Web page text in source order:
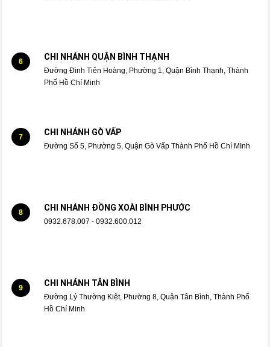
6 CHI NHÁNH QUẬN BÌNH THẠNH
Đường Đinh Tiên Hoàng, Phường 1, Quận Bình Thạnh, Thành
Phố Hồ Chí Minh
7 CHI NHÁNH GÒ VẤP
Đường Số 5, Phường 5, Quận Gò Vấp Thành Phố Hồ Chí MInh
8 CHI NHÁNH ĐỒNG XOÀI BÌNH PHƯỚC
0932.678.007 - 0932.600.012
9 CHI NHÁNH TÂN BÌNH
Đường Lý Thường Kiệt, Phường 8, Quận Tân Bình, Thành Phố
Hồ Chí Minh